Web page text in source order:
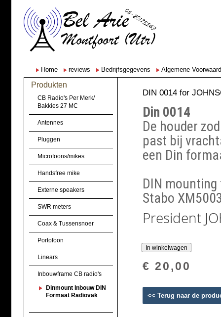
Home reviews Bedrijfsgegevens Algemene
Produkten
CB Radio's Per Merk/
Bakkies 27 MC
Antennes
Pluggen
Microfoons/mikes
Handsfree mike
Externe speakers
SWR meters
Coax & Tussensnoer
Portofoon
Linears
Inbouwframe CB radio's
Dinmount Inbouw DIN
Formaat Radiovak
DIN 0014 for
Din 0014
De houder
past bij
een Din
DIN
Stabo
President
€ 20,00
<< Terug naar de